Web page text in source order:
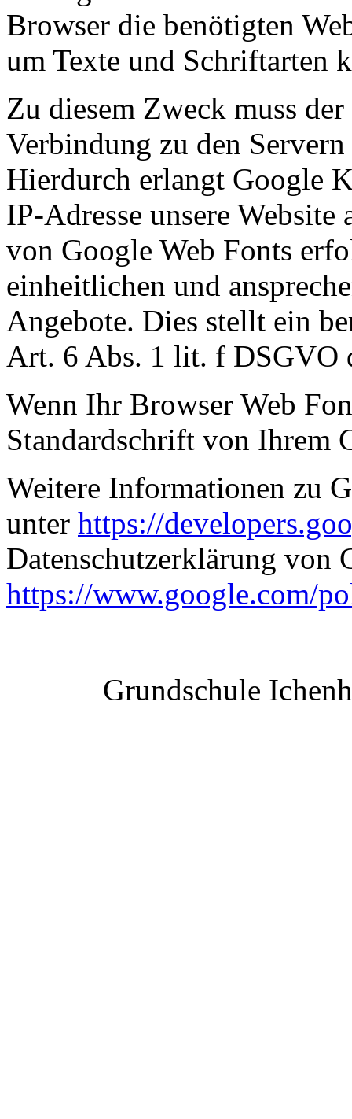
Browser die benötigten
um Texte und Schriftarten
Zu diesem Zweck muss
Verbindung zu den
Hierdurch erlangt Google
IP-Adresse unsere
von Google Web Fonts
einheitlichen und
Angebote. Dies stellt ein
Art. 6 Abs. 1 lit. f DSGVO
Wenn Ihr Browser Web
Standardschrift von Ihrem
Weitere Informationen zu
unter https://
Datenschutzerklärung von
https://www.google.com/
Grundschule